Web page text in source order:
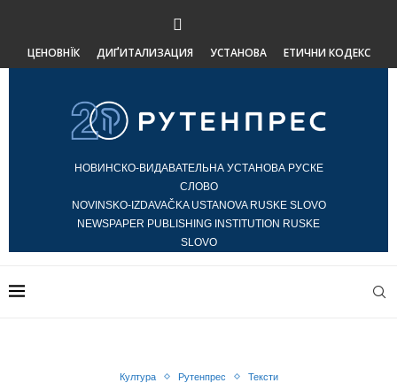
ЦЕНОВНЇК ДИҐИТАЛИЗАЦИЯ УСТАНОВА ЕТИЧНИ КОДЕКС
НОВИНСКО-ВИДАВАТЕЛЬНА УСТАНОВА РУСКЕ
СЛОВО
NOVINSKO-IZDAVAČKA USTANOVA RUSKE SLOVO
NEWSPAPER PUBLISHING INSTITUTION RUSKE
SLOVO
Култура Рутенпрес Тексти